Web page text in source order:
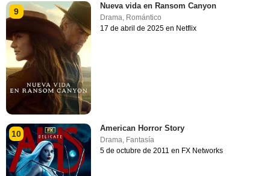
9
Nueva vida en Ransom Canyon
Drama Romántico
17 de abril de 2025 en Netflix
10
American Horror Story
Drama, Fantasía
5 de octubre de 2011 en FX Networks